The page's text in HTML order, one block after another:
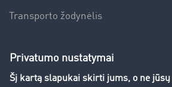
Transporto žodynėlis
Įmonė
Sėkmės istorijos